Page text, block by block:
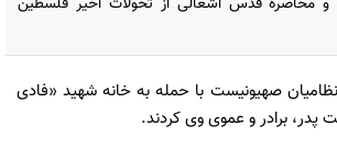
صهیونیست با حمله به خانه شهید «فادی
پدر، برادر و عموی وی کردند.